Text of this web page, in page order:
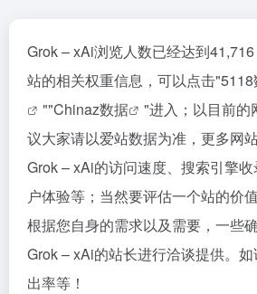
Grok – xAi浏览人数已经达到
站的相关权重信息，可以点击"
""Chinaz数据
"进入；以目前的
议大家请以爱站数据为准，更多网
Grok – xAi的访问速度、搜索引擎
户体验等；当然要评估一个站的价
根据您自身的需求以及需要，一些
Grok – xAi的站长进行洽谈提供。
出率等！